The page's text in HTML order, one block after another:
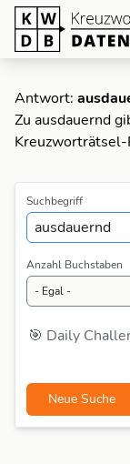
Antwort:
Zu ausdauernd
Kreuzworträtsel-
Suchbegriff
Anzahl Buchstaben
🎯 Daily
Neue Suche